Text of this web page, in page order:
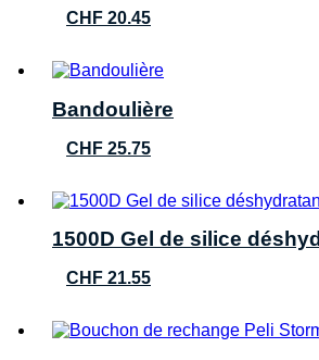
CHF 20.45
Bandoulière
CHF 25.75
1500D Gel de silice
CHF 21.55